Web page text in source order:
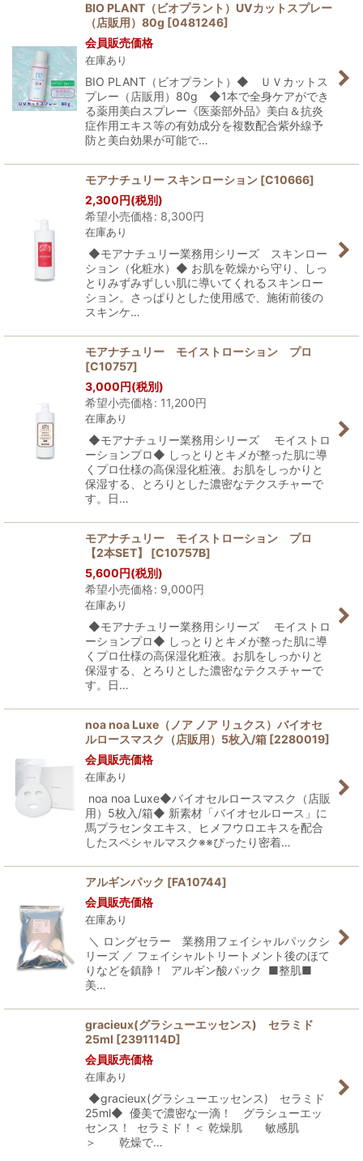
BIO PLANT（ビオプラント）UVカットスプレー
（店販用）80g [0481246]
会員販売価格
在庫あり
BIO PLANT（ビオプラント）◆ ＵＶカットス
プレー（店販用）80g ◆1本で全身ケアができ
る薬用美白スプレー《医薬部外品》美白＆抗炎
症作用エキス等の有効成分を複数配合紫外線予
防と美白効果が可能で…
モアナチュリー スキンローション [C10666]
2,300円(税別)
希望小売価格: 8,300円
在庫あり
◆モアナチュリー業務用シリーズ スキンロー
ション（化粧水）◆ お肌を乾燥から守り、しっ
とりみずみずしい肌に導いてくれるスキンロー
ション。さっぱりとした使用感で、施術前後の
スキンケ…
モアナチュリー モイストローション プロ
[C10757]
3,000円(税別)
希望小売価格: 11,200円
在庫あり
◆モアナチュリー業務用シリーズ モイストロ
ーションプロ◆ しっとりとキメが整った肌に導
くプロ仕様の高保湿化粧液。お肌をしっかりと
保湿する、とろりとした濃密なテクスチャーで
す。日…
モアナチュリー モイストローション プロ
【2本SET】
[C10757B]
5,600円(税別)
希望小売価格: 9,000円
在庫あり
◆モアナチュリー業務用シリーズ モイストロ
ーションプロ◆ しっとりとキメが整った肌に導
くプロ仕様の高保湿化粧液。お肌をしっかりと
保湿する、とろりとした濃密なテクスチャーで
す。日…
noa noa Luxe（ノア ノア リュクス）バイオセ
ルロースマスク（店販用）5枚入/箱 [2280019]
会員販売価格
在庫あり
noa noa Luxe◆バイオセルロースマスク（店販
用）5枚入/箱◆ 新素材「バイオセルロース」に
馬プラセンタエキス、ヒメフウロエキスを配合
したスペシャルマスク※※ぴったり密着…
アルギンパック [FA10744]
会員販売価格
在庫あり
＼ ロングセラー 業務用フェイシャルパックシ
リーズ ／ フェイシャルトリートメント後のほて
りなどを鎮静！ アルギン酸パック ■整肌■
美…
gracieux(グラシューエッセンス) セラミド
25ml [2391114D]
会員販売価格
在庫あり
◆gracieux(グラシューエッセンス) セラミド
25ml◆ 優美で濃密な一滴！ グラシューエッ
センス！ セラミド！＜ 乾燥肌 敏感肌
＞ 乾燥で…